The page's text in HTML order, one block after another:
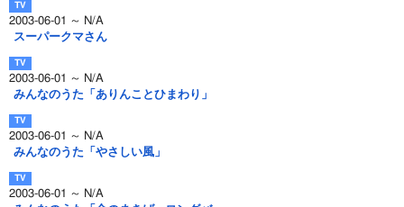
2003-06-01 ～ N/A
スーパークマさん
2003-06-01 ～ N/A
みんなのうた「ありんことひまわり」
2003-06-01 ～ N/A
みんなのうた「やさしい風」
2003-06-01 ～ N/A